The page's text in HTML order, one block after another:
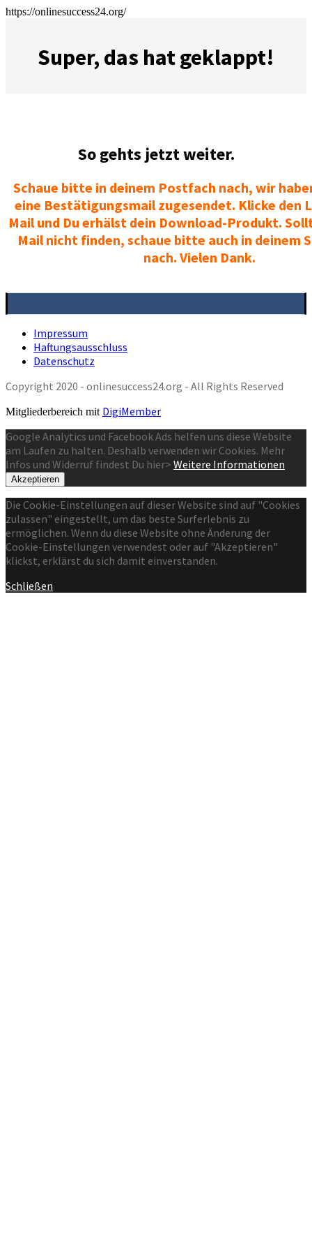
https://onlinesuccess24.org/
Super, das hat geklappt!
So gehts jetzt weiter.
Schaue bitte in deinem Postfach nach, wir
eine Bestätigungsmail zugesendet. Klicke den
Mail und Du erhälst dein Download-Produkt.
Mail nicht finden, schaue bitte auch in deinem
nach. Vielen Dank.
Impressum
Haftungsausschluss
Datenschutz
Copyright 2020 - onlinesuccess24.org - All Rights Reserved
Mitgliederbereich mit DigiMember
Google Analytics und Facebook Ads helfen uns diese Website
am Laufen zu halten. Deshalb verwenden wir Cookies. Mehr
Infos und Widerruf findest Du hier> Weitere Informationen
Akzeptieren
Die Cookie-Einstellungen auf dieser Website sind auf "Cookies
zulassen" eingestellt, um das beste Surferlebnis zu
ermöglichen. Wenn du diese Website ohne Änderung der
Cookie-Einstellungen verwendest oder auf "Akzeptieren"
klickst, erklärst du sich damit einverstanden.
Schließen